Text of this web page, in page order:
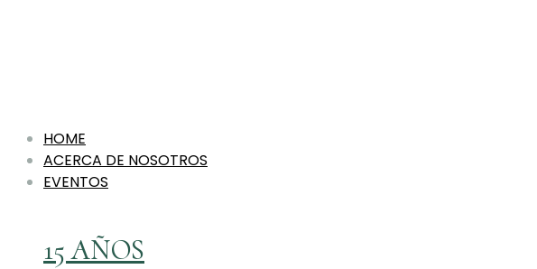
HOME
ACERCA DE NOSOTROS
EVENTOS
15 AÑOS